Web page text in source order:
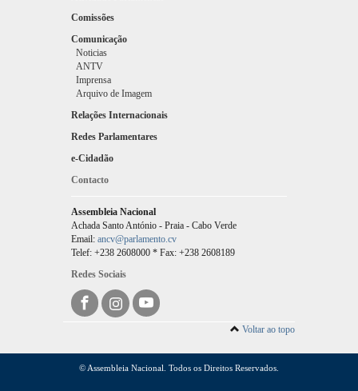
Comissões
Comunicação
Noticias
ANTV
Imprensa
Arquivo de Imagem
Relações Internacionais
Redes Parlamentares
e-Cidadão
Contacto
Assembleia Nacional
Achada Santo António - Praia - Cabo Verde
Email: ancv@parlamento.cv
Telef: +238 2608000 * Fax: +238 2608189
Redes Sociais
Voltar ao topo
© Assembleia Nacional. Todos os Direitos Reservados.